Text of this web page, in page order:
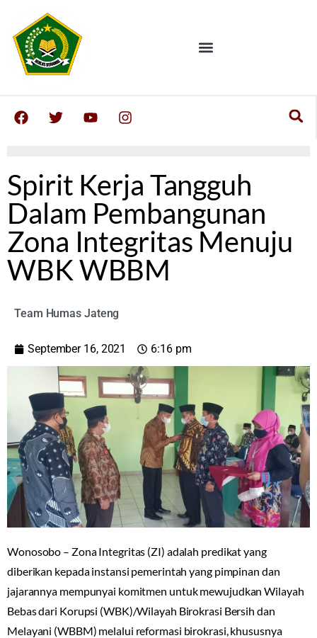
Spirit Kerja Tangguh
Dalam Pembangunan
Zona Integritas Menuju
WBK WBBM
Team Humas Jateng
September 16, 2021 6:16 pm
Wonosobo – Zona Integritas (ZI) adalah predikat yang
diberikan kepada instansi pemerintah yang pimpinan dan
jajarannya mempunyai komitmen untuk mewujudkan Wilayah
Bebas dari Korupsi (WBK)/Wilayah Birokrasi Bersih dan
Melayani (WBBM) melalui reformasi birokrasi, khususnya